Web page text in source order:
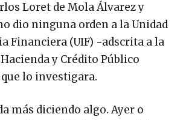
Loret de Mola Álvarez y
dio ninguna orden a la Unidad
Financiera (UIF) -adscrita a la
y Crédito Público
que lo investigara.
más diciendo algo. Ayer o